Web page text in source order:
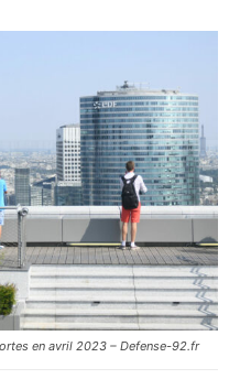
en avril 2023 – Defense-92.fr